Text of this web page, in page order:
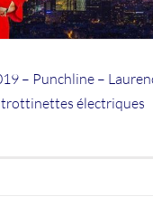
– Punchline –
électriques